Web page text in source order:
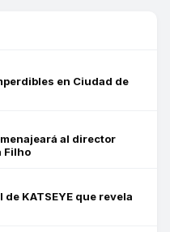
en Ciudad de
al director
Filho
KATSEYE que revela